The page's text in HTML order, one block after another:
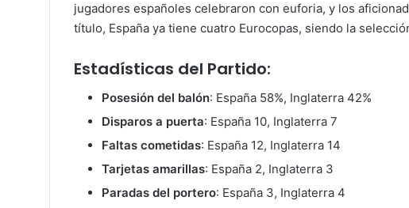
jugadores españoles celebraron con euforia, y los
título, España ya tiene cuatro Eurocopas, siendo la
Estadísticas del Partido:
Posesión del balón: España 58%, Inglaterra 42%
Disparos a puerta: España 10, Inglaterra 7
Faltas cometidas: España 12, Inglaterra 14
Tarjetas amarillas: España 2, Inglaterra 3
Paradas del portero: España 3, Inglaterra 4